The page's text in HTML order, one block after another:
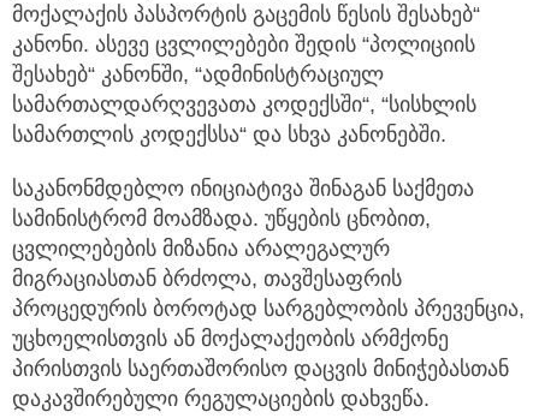
მოქალაქის პასპორტის გაცემის წესის შესახებ“
კანონი. ასევე ცვლილებები შედის “პოლიციის
შესახებ“ კანონში, “ადმინისტრაციულ
სამართალდარღვევათა კოდექსში“, “სისხლის
სამართლის კოდექსსა“ და სხვა კანონებში.
საკანონმდებლო ინიციატივა შინაგან საქმეთა
სამინისტრომ მოამზადა. უწყების ცნობით,
ცვლილებების მიზანია არალეგალურ
მიგრაციასთან ბრძოლა, თავშესაფრის
პროცედურის ბოროტად სარგებლობის პრევენცია,
უცხოელისთვის ან მოქალაქეობის არმქონე
პირისთვის საერთაშორისო დაცვის მინიჭებასთან
დაკავშირებული რეგულაციების დახვეწა.